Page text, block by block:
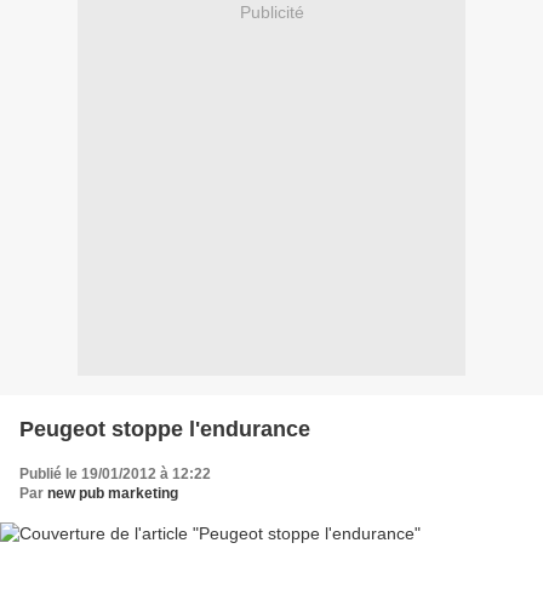
Publicité
Peugeot stoppe l'endurance
Publié le 19/01/2012 à 12:22
Par new pub marketing